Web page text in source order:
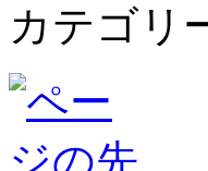
カテゴリ